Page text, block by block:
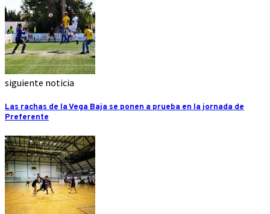
siguiente noticia
Las rachas de la Vega Baja se ponen a prueba en la jornada de
Preferente